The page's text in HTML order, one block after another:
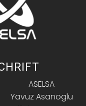
ASELSA
Yavuz Asanoglu